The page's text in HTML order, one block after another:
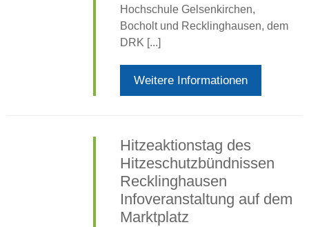
Hochschule Gelsenkirchen,
Bocholt und Recklinghausen, dem
DRK [...]
Weitere Informationen
Hitzeaktionstag des
Hitzeschutzbündnissen
Recklinghausen
Infoveranstaltung auf dem
Marktplatz